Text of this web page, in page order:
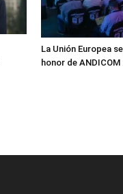
La Unión Europea
honor de ANDICOM